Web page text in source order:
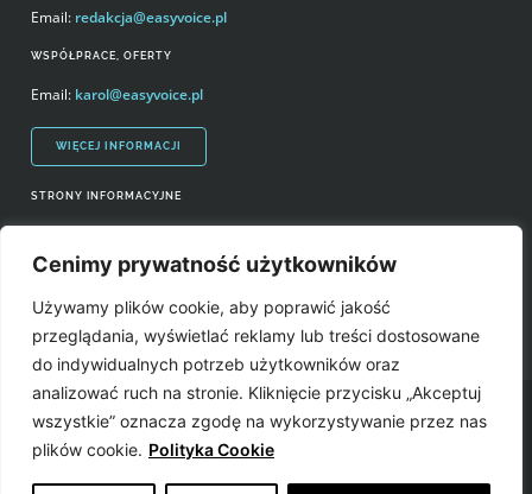
Cenimy prywatność użytkowników
Używamy plików cookie, aby poprawić jakość
przeglądania, wyświetlać reklamy lub treści dostosowane
do indywidualnych potrzeb użytkowników oraz
analizować ruch na stronie. Kliknięcie przycisku „Akceptuj
wszystkie” oznacza zgodę na wykorzystywanie przez nas
plików cookie. Polityka Cookie
STRONY INFORMACYJNE
Prawa autorskie i wykorzystywanie treści serwisu
Źródła
Email: redakcja@easyvoice.pl
WSPÓŁPRACE, OFERTY
Email: karol@easyvoice.pl
WIĘCEJ INFORMACJI
Easyvoice.pl © 2006-2022. Wszystkie prawa zastrzeżone. Stronę zrobiły: